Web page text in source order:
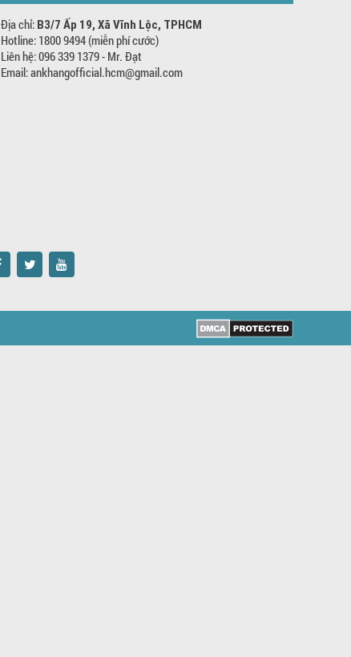
Địa chỉ: B3/7 Ấp 19, Xã Vĩnh Lộc, TPHCM
Hotline: 1800 9494 (miễn phí cước)
Liên hệ: 096 339 1379 - Mr. Đạt
Email: ankhangofficial.hcm@gmail.com